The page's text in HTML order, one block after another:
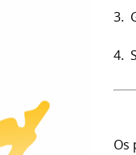
3.
4.
Os